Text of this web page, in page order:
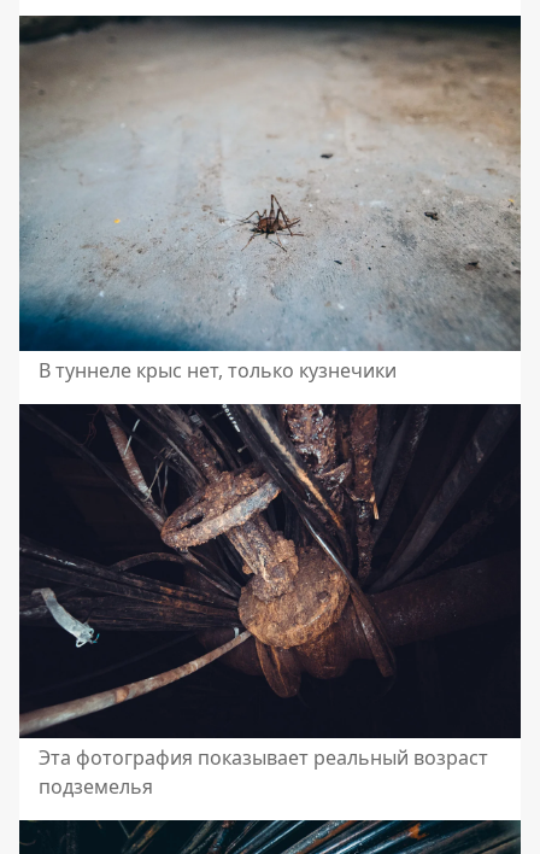
В туннеле крыс нет, только кузнечики
Эта фотография показывает реальный возраст
подземелья